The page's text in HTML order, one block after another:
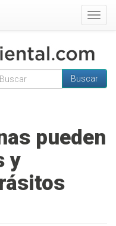
de
Buscar
pueden
y